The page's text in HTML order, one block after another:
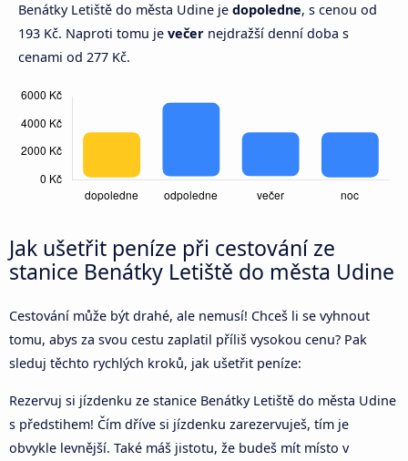
Benátky Letiště do města Udine je dopoledne, s cenou od
193 Kč. Naproti tomu je večer nejdražší denní doba s
cenami od 277 Kč.
Jak ušetřit peníze při cestování ze
stanice Benátky Letiště do města Udine
Cestování může být drahé, ale nemusí! Chceš li se vyhnout
tomu, abys za svou cestu zaplatil příliš vysokou cenu? Pak
sleduj těchto rychlých kroků, jak ušetřit peníze:
Rezervuj si jízdenku ze stanice Benátky Letiště do města Udine
s předstihem! Čím dříve si jízdenku zarezervuješ, tím je
obvykle levnější. Také máš jistotu, že budeš mít místo v